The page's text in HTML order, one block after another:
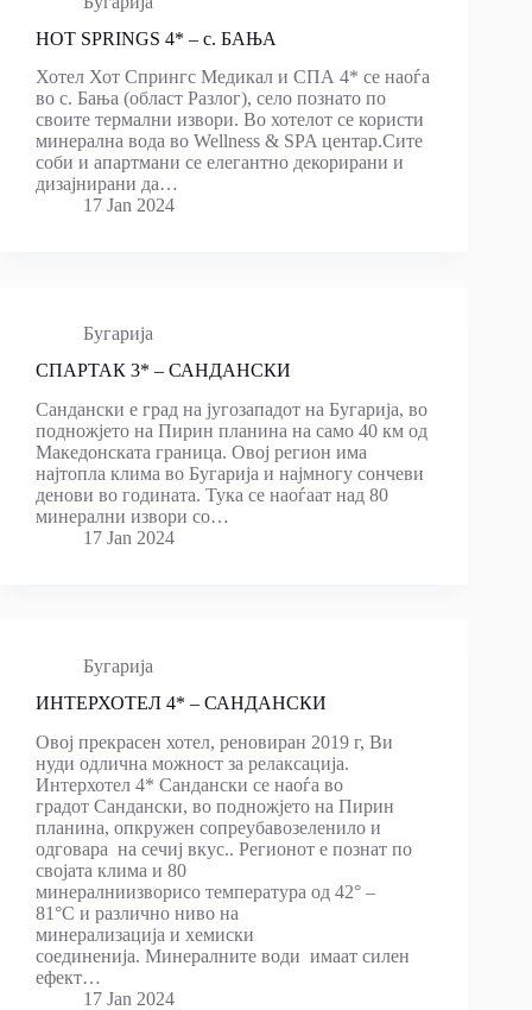
HOT SPRINGS 4* – с. БАЊА
Хотел Хот Спрингс Медикал и СПА 4* се наоѓа
во с. Бања (област Разлог), село познато по
своите термални извори. Во хотелот се користи
минерална вода во Wellness & SPA центар.Сите
соби и апартмани се елегантно декорирани и
дизајнирани да…
17 Jan 2024
Бугарија
СПАРТАК 3* – САНДАНСКИ
Сандански е град на југозападот на Бугарија, во
подножјето на Пирин планина на само 40 км од
Македонската граница. Овој регион има
најтопла клима во Бугарија и најмногу сончеви
денови во годината. Тука се наоѓаат над 80
минерални извори со…
17 Jan 2024
Бугарија
ИНТЕРХОТЕЛ 4* – САНДАНСКИ
Овој прекрасен хотел, реновиран 2019 г, Ви
нуди одлична можност за релаксација.
Интерхотел 4* Сандански се наоѓа во
градот Сандански, во подножјето на Пирин
планина, опкружен сопреубавозеленило и
одговара на сечиј вкус.. Регионот е познат по
својата клима и 80
минералниизворисо температура од 42° –
81°С и различно ниво на
минерализација и хемиски
соединенија. Минералните води имаат силен
ефект…
17 Jan 2024